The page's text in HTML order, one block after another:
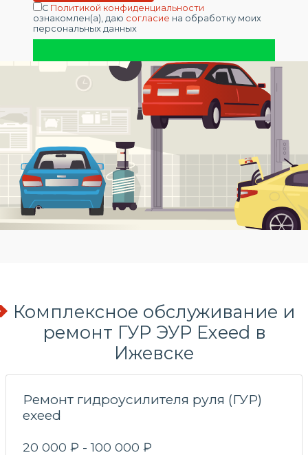
С Политикой конфиденциальности
ознакомлен(а), даю согласие на обработку моих
персональных данных
Комплексное обслуживание и
ремонт ГУР ЭУР Exeed в
Ижевске
Ремонт гидроусилителя руля (ГУР)
exeed
20 000 ₽ - 100 000 ₽